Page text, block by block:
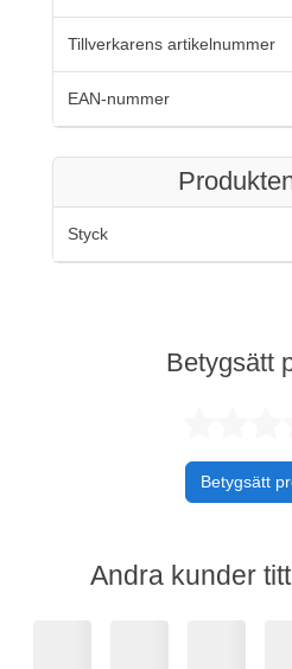
Tillverkarens artikelnummer
EAN-nummer
Styck
Betygsätt
Betygsätt
Andra kunder